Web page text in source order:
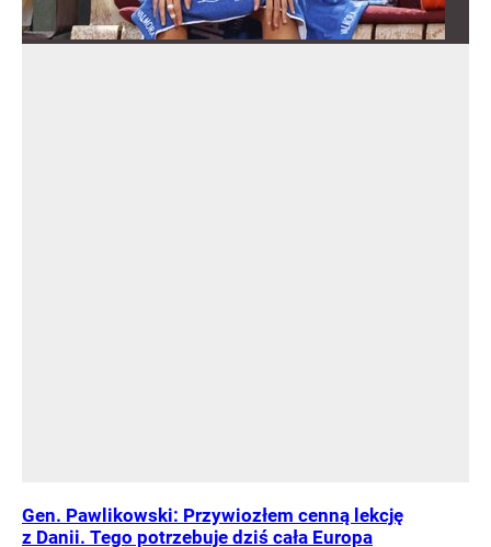
Gen. Pawlikowski: Przywiozłem cenną lekcję
z Danii. Tego potrzebuje dziś cała Europa